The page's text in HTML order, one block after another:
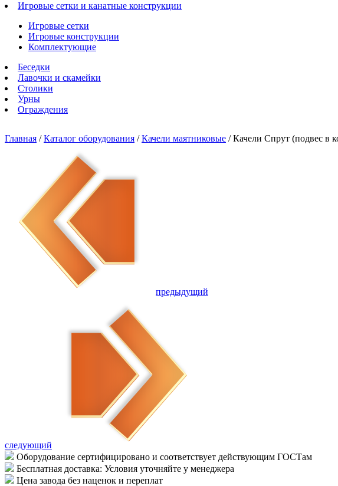
Игровые сетки и канатные конструкции
Игровые сетки
Игровые конструкции
Комплектующие
Беседки
Лавочки и скамейки
Столики
Урны
Ограждения
Главная /Каталог оборудования /Качели маятниковые /Качели Спрут (подвес в
предыдущий
следующий
Оборудование сертифицировано и соответствует действующим ГОСТам
Бесплатная доставка: Условия уточняйте у менеджера
Цена завода без наценок и переплат